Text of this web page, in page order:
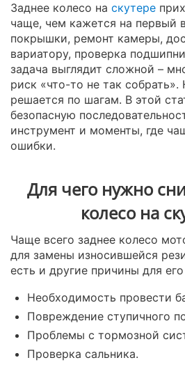
Заднее колесо на скутере
чаще, чем кажется на первый
покрышки, ремонт камеры,
вариатору, проверка
задача выглядит сложной –
риск «что-то не так собрать».
решается по шагам. В этой
безопасную
инструмент и моменты, где
ошибки.
Для чего нужно
колесо на
Чаще всего заднее колесо
для замены износившейся
есть и другие причины для
Необходимость провести
Повреждение ступичного
Проблемы с тормозной
Проверка сальника.